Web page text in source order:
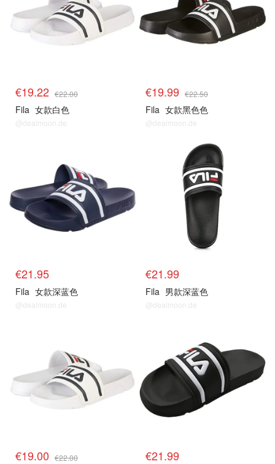
€19.22 €22.00
Fila 女款白色
@dealmoon.de
€19.99 €22.50
Fila 女款黑色色
@dealmoon.de
€21.95
Fila 女款深蓝色
@dealmoon.de
€21.99
Fila 男款深蓝色
@dealmoon.de
€19.00 €22.00 €21.99